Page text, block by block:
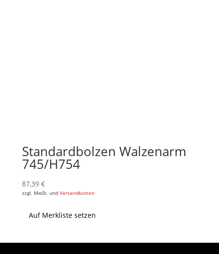
Standardbolzen Walzenarm
745/H754
87,39 €
zzgl. MwSt. und Versandkosten
Auf Merkliste setzen